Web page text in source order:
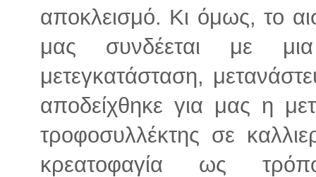
αποκλεισμό. Κι όμως, το
μας συνδέεται με μια
μετεγκατάσταση,
αποδείχθηκε για μας η
τροφοσυλλέκτης σε
κρεατοφαγία ως